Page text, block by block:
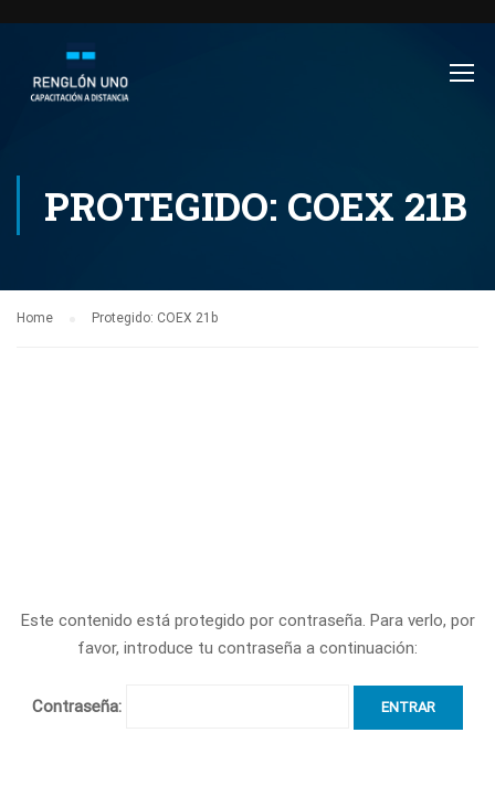
PROTEGIDO: COEX 21B
Home Protegido: COEX 21b
Este contenido está protegido por contraseña. Para verlo, por
favor, introduce tu contraseña a continuación:
Contraseña: